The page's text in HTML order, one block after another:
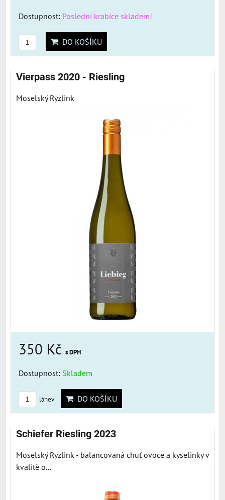
Dostupnost: Poslední krabice skladem!
DO KOŠÍKU
Vierpass 2020 - Riesling
Moselský Ryzlink
350 Kč s DPH
Dostupnost: Skladem
láhev DO KOŠÍKU
Schiefer Riesling 2023
Moselský Ryzlink - balancovaná chuť ovoce a kyselinky v
kvalitě o...